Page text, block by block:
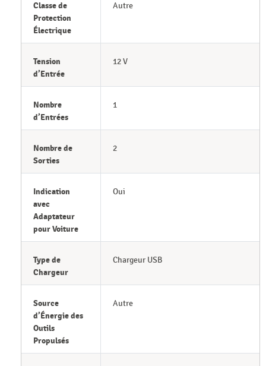
Classe de
Protection
Électrique
Autre
Tension
d’Entrée
12 V
Nombre
d’Entrées
1
Nombre de
Sorties
2
Indication
avec
Adaptateur
pour Voiture
Oui
Type de
Chargeur
Chargeur USB
Source
d’Énergie des
Outils
Propulsés
Autre